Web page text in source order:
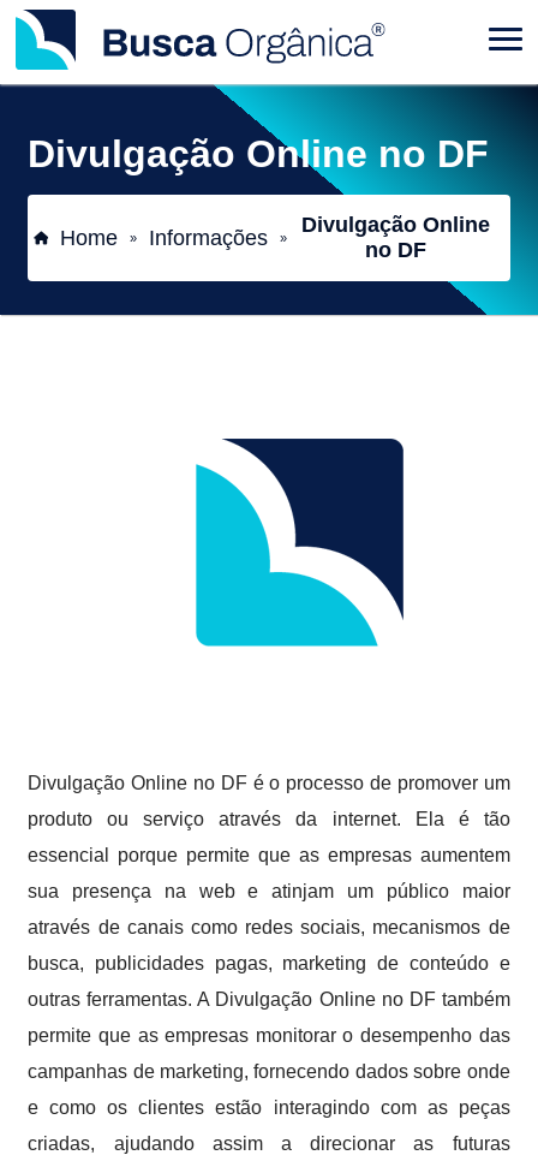
Divulgação Online no DF
Home » Informações »
Divulgação Online
no DF
Divulgação Online no DF é o processo de promover um
produto ou serviço através da internet. Ela é tão
essencial porque permite que as empresas aumentem
sua presença na web e atinjam um público maior
através de canais como redes sociais, mecanismos de
busca, publicidades pagas, marketing de conteúdo e
outras ferramentas. A Divulgação Online no DF também
permite que as empresas monitorar o desempenho das
campanhas de marketing, fornecendo dados sobre onde
e como os clientes estão interagindo com as peças
criadas, ajudando assim a direcionar as futuras